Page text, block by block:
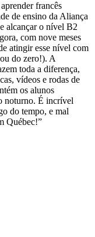
francês
de ensino da Aliança
alcançar o nível B2
com nove meses
atingir esse nível com
do zero!). A
toda a diferença,
vídeos e rodas de
os alunos
noturno. É incrível
do tempo, e mal
Québec!”